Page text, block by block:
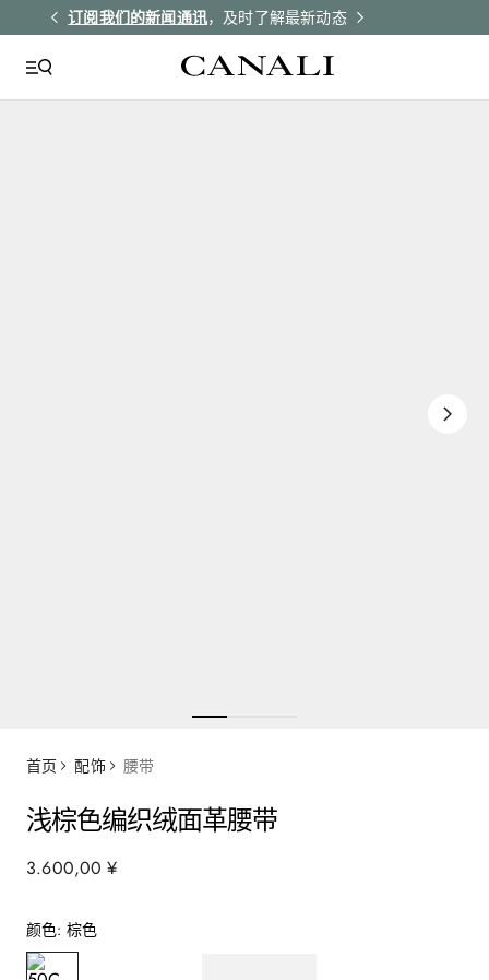
订阅我们的新闻通讯，及时了解最新动态
首页 配饰 腰带
浅棕色编织绒面革腰带
¥
3 ,
600
. 00
颜色: 棕色